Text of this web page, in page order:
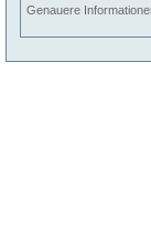
Genauere